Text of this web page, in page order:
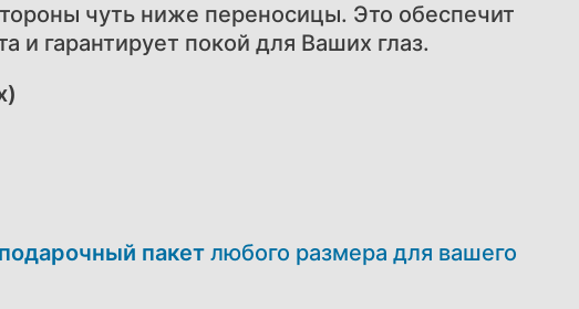
чуть ниже переносицы. Это обеспечит
и гарантирует покой для Ваших глаз.
подарочный пакет любого размера для вашего